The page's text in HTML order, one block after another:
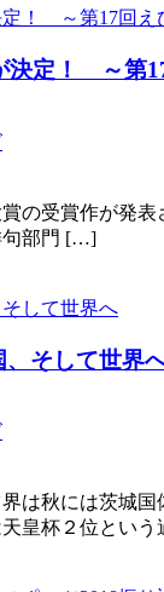
決定！ ～第
の受賞作が発表
句部門 […]
、そして世界
は秋には茨城
皇杯２位とい